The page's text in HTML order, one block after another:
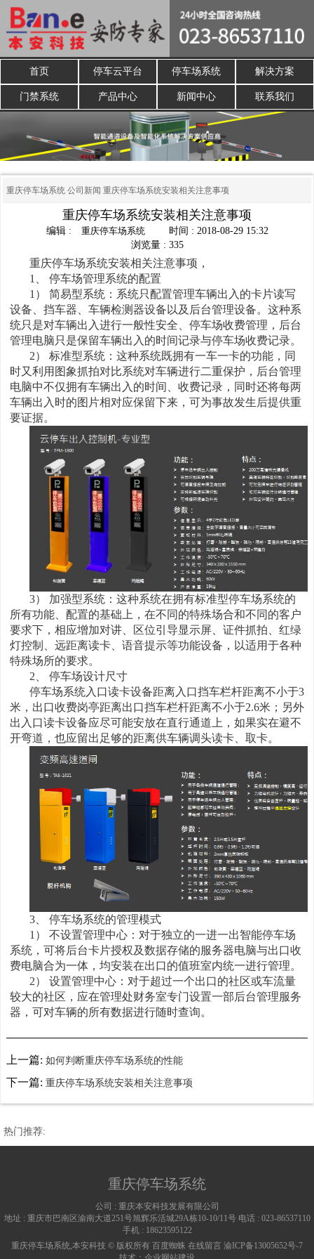
首页 停车云平台 停车场系统 解决方案
门禁系统 产品中心 新闻中心 联系我们
重庆停车场系统 公司新闻 重庆停车场系统安装相关注意事项
重庆停车场系统安装相关注意事项
编辑 : 重庆停车场系统
时间 : 2018-08-29 15:32
浏览量 : 335
重庆停车场系统安装相关注意事项，
1、 停车场管理系统的配置
1） 简易型系统：系统只配置管理车辆出入的卡片读写
设备、挡车器、车辆检测器设备以及后台管理设备。这种系
统只是对车辆出入进行一般性安全、停车场收费管理，后台
管理电脑只是保留车辆出入的时间记录与停车场收费记录。
2） 标准型系统：这种系统既拥有一车一卡的功能，同
时又利用图象抓拍对比系统对车辆进行二重保护，后台管理
电脑中不仅拥有车辆出入的时间、收费记录，同时还将每两
车辆出入时的图片相对应保留下来，可为事故发生后提供重
要证据。
3） 加强型系统：这种系统在拥有标准型停车场系统的
所有功能、配置的基础上，在不同的特殊场合和不同的客户
要求下，相应增加对讲、区位引导显示屏、证件抓拍、红绿
灯控制、远距离读卡、语音提示等功能设备，以适用于各种
特殊场所的要求。
2、 停车场设计尺寸
停车场系统入口读卡设备距离入口挡车栏杆距离不小于3
米，出口收费岗亭距离出口挡车栏杆距离不小于2.6米；另外
出入口读卡设备应尽可能安放在直行通道上，如果实在避不
开弯道，也应留出足够的距离供车辆调头读卡、取卡。
3、 停车场系统的管理模式
1） 不设置管理中心：对于独立的一进一出智能停车场
系统，可将后台卡片授权及数据存储的服务器电脑与出口收
费电脑合为一体，均安装在出口的值班室内统一进行管理。
2） 设置管理中心：对于超过一个出口的社区或车流量
较大的社区，应在管理处财务室专门设置一部后台管理服务
器，可对车辆的所有数据进行随时查询。
上一篇: 如何判断重庆停车场系统的性能
下一篇: 重庆停车场系统安装相关注意事项
热门推荐:
重庆停车场系统
公司 : 重庆本安科技发展有限公司
地址 : 重庆市巴南区渝南大道251号旭辉乐活城29A栋10-10/11号 电话 : 023-86537110
手机 : 18623595122
重庆停车场系统,本安科技 © 版权所有 百度蜘蛛 在线留言 渝ICP备13005652号-7